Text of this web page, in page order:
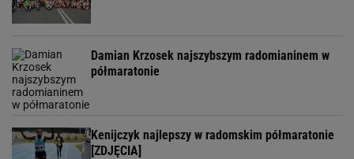
Damian Krzosek najszybszym radomianinem w
półmaratonie
Kenijczyk najlepszy w radomskim półmaratonie
[ZDJĘCIA]